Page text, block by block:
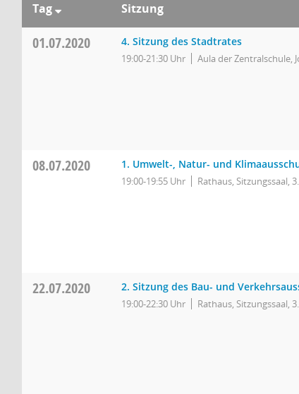
Tag Sitzung
01.07.2020 4. Sitzung des Stadtrates
19:00-21:30 Uhr Aula der Zentralschule,
08.07.2020 1. Umwelt-, Natur- und
19:00-19:55 Uhr Rathaus, Sitzungssaal,
22.07.2020 2. Sitzung des Bau- und
19:00-22:30 Uhr Rathaus, Sitzungssaal,